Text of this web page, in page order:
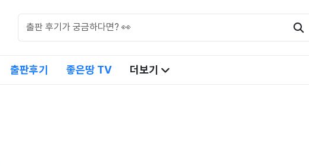
출판후기 좋은땅 TV 더보기